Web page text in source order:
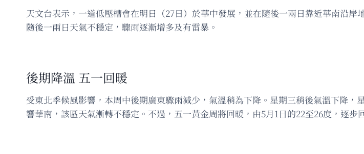
天文台表示，一道低壓槽會在明日（27日）於華中發展，並在隨後一兩日靠近華南沿
隨後一兩日天氣不穩定，驟雨逐漸增多及有雷暴。
後期降溫 五一回暖
受東北季候風影響，本周中後期廣東驟雨減少，氣溫稍為下降。星期三稍後氣溫下降
響華南，該區天氣漸轉不穩定。不過，五一黃金周將回暖，由5月1日的22至26度，逐步